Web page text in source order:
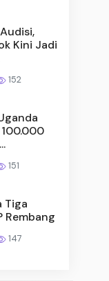
Kini Jadi
152
151
Tiga
Rembang
147